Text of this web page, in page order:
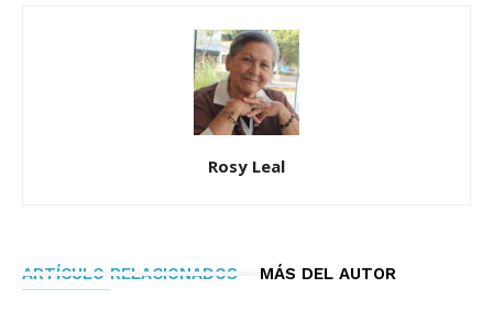
Rosy Leal
ARTÍCULO RELACIONADOS MÁS DEL AUTOR